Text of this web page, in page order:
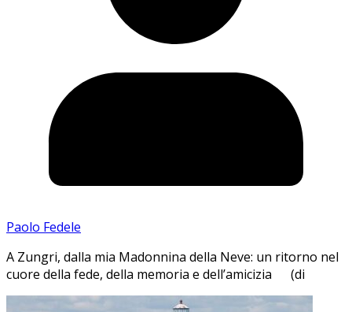
Paolo Fedele
A Zungri, dalla mia Madonnina della Neve: un ritorno nel
cuore della fede, della memoria e dell’amicizia (di